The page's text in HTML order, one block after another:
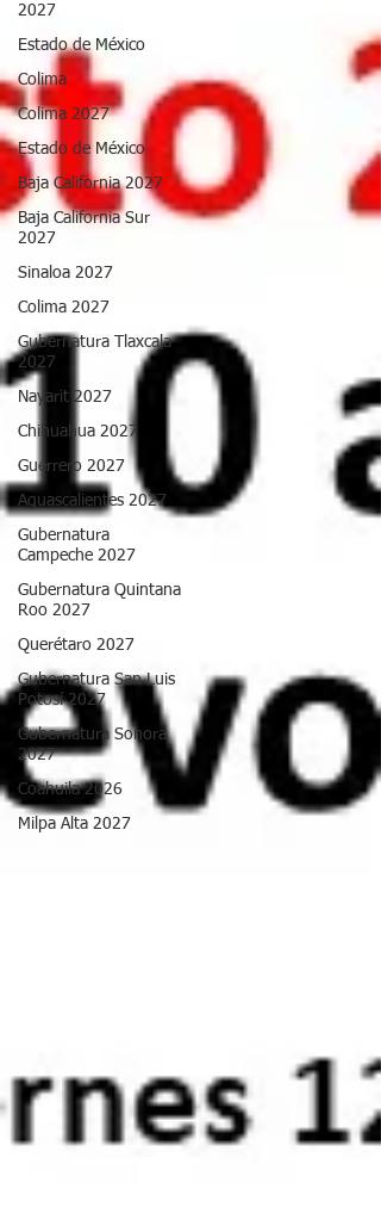
2027
Estado de México
Colima
Colima 2027
Estado de México
Baja California 2027
Baja California Sur
2027
Sinaloa 2027
Colima 2027
Gubernatura Tlaxcala
2027
Nayarit 2027
Chihuahua 2027
Guerrero 2027
Aguascalientes 2027
Gubernatura
Campeche 2027
Gubernatura Quintana
Roo 2027
Querétaro 2027
Gubernatura San Luis
Potosí 2027
Gubernatura Sonora
2027
Coahuila 2026
Milpa Alta 2027